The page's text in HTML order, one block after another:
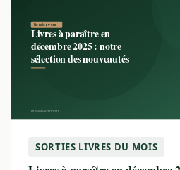
SORTIES LIVRES DU MOIS